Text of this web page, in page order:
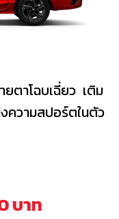
ตาโฉบเฉี่ยว เติม
วามสปอร์ตในตัว
บาท